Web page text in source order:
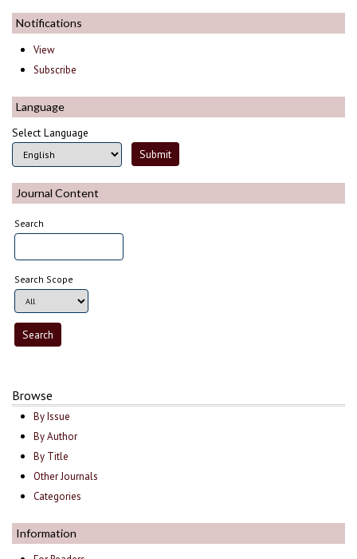
Notifications
View
Subscribe
Language
Select Language
Journal Content
Search
Search Scope
Browse
By Issue
By Author
By Title
Other Journals
Categories
Information